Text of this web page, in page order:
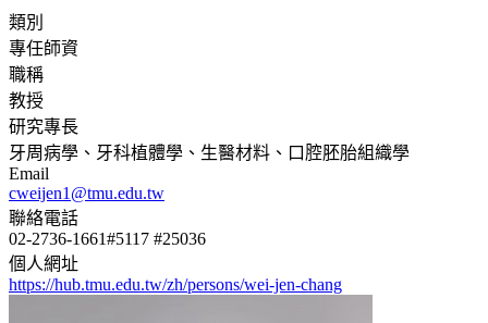
類別
專任師資
職稱
教授
研究專長
牙周病學、牙科植體學、生醫材料、口腔胚胎組織學
Email
cweijen1@tmu.edu.tw
聯絡電話
02-2736-1661#5117 #25036
個人網址
https://hub.tmu.edu.tw/zh/persons/wei-jen-chang